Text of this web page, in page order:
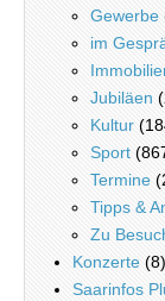
Gewerbe
im
Jubiläen
Kultur
Sport
Termine
Tipps &
Zu
Konzerte (8)
Saarinfos